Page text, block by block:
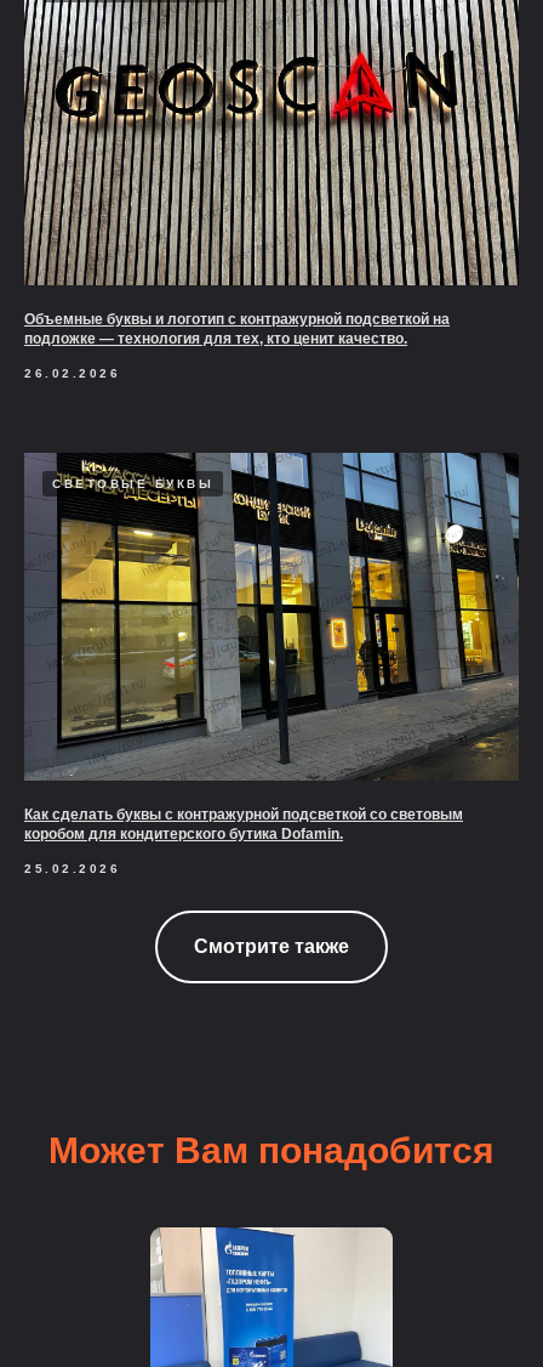
Объемные буквы и логотип с контражурной подсветкой на
подложке — технология для тех, кто ценит качество.
26.02.2026
СВЕТОВЫЕ БУКВЫ
Как сделать буквы с контражурной подсветкой со световым
коробом для кондитерского бутика Dofamin.
25.02.2026
Смотрите также
Может Вам понадобится